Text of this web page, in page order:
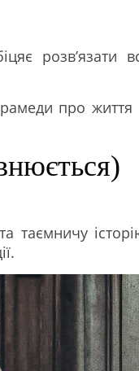
розв’язати
про життя
таємничу